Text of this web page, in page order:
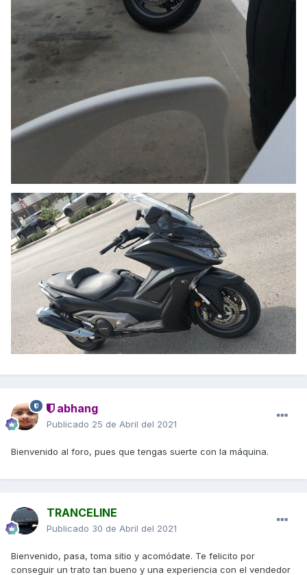
abhang
Publicado 25 de Abril del 2021
Bienvenido al foro, pues que tengas suerte con la máquina.
TRANCELINE
Publicado 30 de Abril del 2021
Bienvenido, pasa, toma sitio y acomódate. Te felicito por
conseguir un trato tan bueno y una experiencia con el vendedor